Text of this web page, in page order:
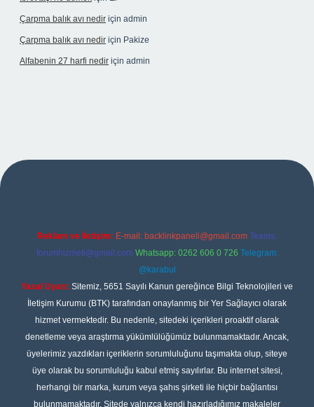
Çarpma balık avı nedir için admin
Çarpma balık avı nedir için Pakize
Alfabenin 27 harfi nedir için admin
giriş
Reklam ve İletişim: E-mail: backlinkpaneli@gmail.com Teams:
forumhizmeti@gmail.com Whatsapp: 0262 606 0 726 Telegram:
@karabul
Yasal Uyarı: Sitemiz, 5651 Sayılı Kanun gereğince Bilgi Teknolojileri ve
İletişim Kurumu (BTK) tarafından onaylanmış bir Yer Sağlayıcı olarak
hizmet vermektedir. Bu nedenle, sitedeki içerikleri proaktif olarak
denetleme veya araştırma yükümlülüğümüz bulunmamaktadır. Ancak,
üyelerimiz yazdıkları içeriklerin sorumluluğunu taşımakta olup, siteye
üye olarak bu sorumluluğu kabul etmiş sayılırlar. Bu internet sitesi,
herhangi bir marka, kurum veya şahıs şirketi ile hiçbir bağlantısı
bulunmamaktadır. Sitede yalnızca kendi hazırladığımız makaleler